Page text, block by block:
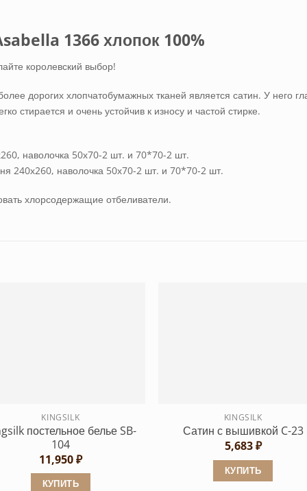
1366 хлопок 100%
королевский выбор!
дорогих хлопчатобумажных тканей является сатин. У него
стирается и очень устойчив к износу и частой стирке.
наволочка 50х70-2 шт. и 70*70-2 шт.
240х260, наволочка 50х70-2 шт. и 70*70-2 шт.
хлорсодержащие отбеливатели.
KINGSILK
постельное белье SB-
104
11,950₽
КУПИТЬ
KINGSILK
Сатин с вышивкой C-23
5,683₽
КУПИТЬ